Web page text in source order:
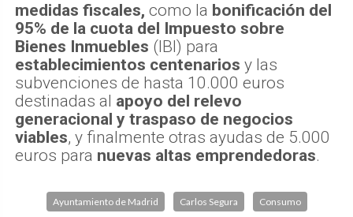
medidas fiscales, como la bonificación del
95% de la cuota del Impuesto sobre
Bienes Inmuebles (IBI) para
establecimientos centenarios y las
subvenciones de hasta 10.000 euros
destinadas al apoyo del relevo
generacional y traspaso de negocios
viables, y finalmente otras ayudas de 5.000
euros para nuevas altas emprendedoras.
Ayuntamiento de Madrid Carlos Segura Consumo